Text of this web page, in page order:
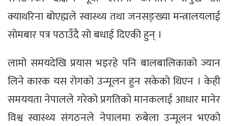
क्याथरिना बोएह्मले स्वास्थ्य तथा जनसङ्ख्या मन्त्रालयलाई
सोमबार पत्र पठाउँदै सो बधाई दिएकी हुन् ।
लामो समयदेखि प्रयास भइरहे पनि बालबालिकाको ज्यान
लिने कारक यस रोगको उन्मूलन हुन सकेको थिएन । केही
समययता नेपालले गरेको प्रगतिको मानकलाई आधार मानेर
विश्व स्वास्थ्य संगठनले नेपालमा रुबेला उन्मूलन भएको